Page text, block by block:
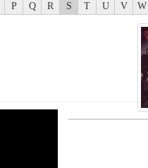
P Q R S T U V W